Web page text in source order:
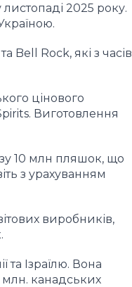
2025 року.
Rock, які з часів
цінового
Виготовлення
10 млн пляшок, що
з урахуванням
виробників,
та Ізраїлю. Вона
млн. канадських